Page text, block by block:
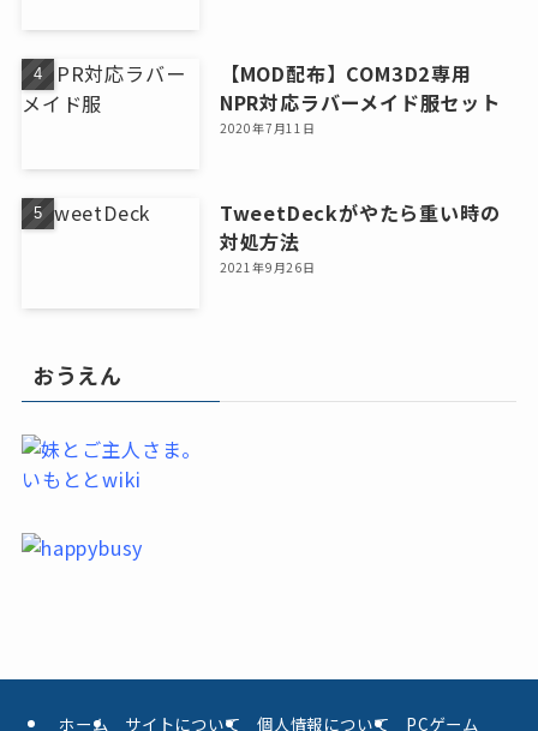
【MOD配布】COM3D2専用
NPR対応ラバーメイド服セット
2020年7月11日
TweetDeckがやたら重い時の
対処方法
2021年9月26日
おうえん
いもととwiki
ホーム サイトについて 個人情報について PCゲーム